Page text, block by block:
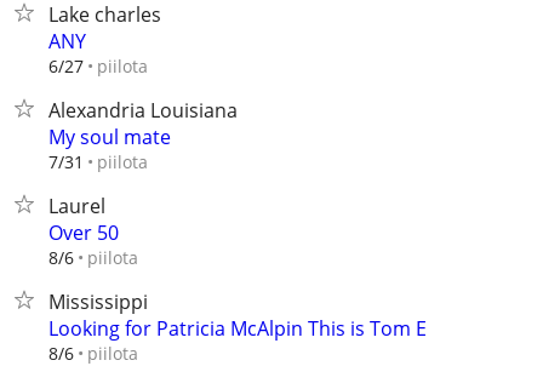
Lake charles
ANY
6/27 piilota
Alexandria Louisiana
My soul mate
7/31 piilota
Laurel
Over 50
8/6 piilota
Mississippi
Looking for Patricia McAlpin This is Tom E
8/6 piilota